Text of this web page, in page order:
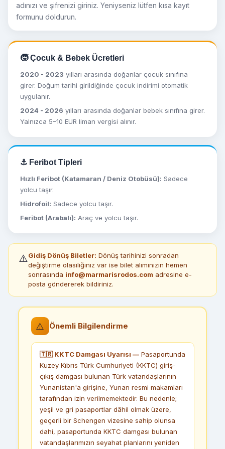
adınızı ve şifrenizi giriniz. Yeniyseniz lütfen kısa kayıt
formunu doldurun.
🧒 Çocuk & Bebek Ücretleri
2020 - 2023 yılları arasında doğanlar çocuk sınıfına
girer. Doğum tarihi girildiğinde çocuk indirimi otomatik
uygulanır.
2024 - 2026 yılları arasında doğanlar bebek sınıfına girer.
Yalnızca 5–10 EUR liman vergisi alınır.
⚓ Feribot Tipleri
Hızlı Feribot (Katamaran / Deniz Otobüsü): Sadece
yolcu taşır.
Hidrofoil: Sadece yolcu taşır.
Feribot (Arabalı): Araç ve yolcu taşır.
⚠️Gidiş Dönüş Biletler: Dönüş tarihinizi sonradan
değiştirme olasılığınız var ise bilet alımınızın hemen
sonrasında info@marmarisrodos.com adresine e-
posta göndererek bildiriniz.
⚠️ Önemli Bilgilendirme
🇹🇷 KKTC Damgası Uyarısı —Pasaportunda
Kuzey Kıbrıs Türk Cumhuriyeti (KKTC) giriş-
çıkış damgası bulunan Türk vatandaşlarının
Yunanistan'a girişine, Yunan resmi makamları
tarafından izin verilmemektedir. Bu nedenle;
yeşil ve gri pasaportlar dâhil olmak üzere,
geçerli bir Schengen vizesine sahip olunsa
dahi, pasaportunda KKTC damgası bulunan
vatandaşlarımızın seyahat planlarını yeniden